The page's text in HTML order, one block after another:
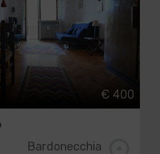
€ 400
Bardonecchia